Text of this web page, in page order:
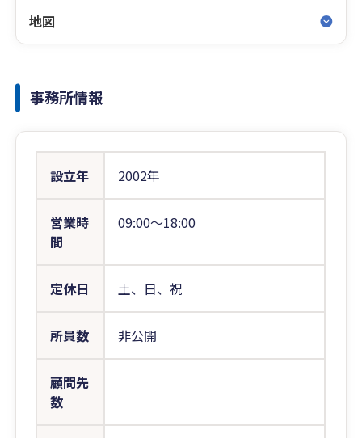
地図
事務所情報
設立年 2002年
営業時
間
09:00〜18:00
定休日 土、日、祝
所員数 非公開
顧問先
数